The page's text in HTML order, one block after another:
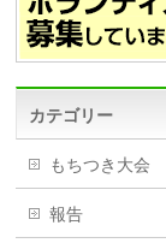
カテゴリー
もちつき大会
報告